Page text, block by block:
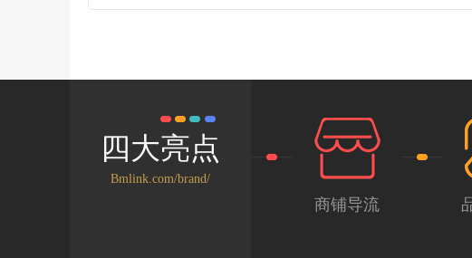
由卡扣扣合，拆解难度不大可以做到无损开盒。
在底盖上面，而其他插线板则多数都是固定在面
拿下3个儿童安全门。安全门使用弹簧互相顶紧
起到抵御外物入侵效果。开关与电源指示灯部
分。AC插座使用了当前较热门的一体铜条结
构，铜条做了加强筋处理。USB模块。继续进一
到防雷模块。铜条夹持口细节，可见加强筋与固
四大亮点
Bmlink.com/brand/
商铺导流